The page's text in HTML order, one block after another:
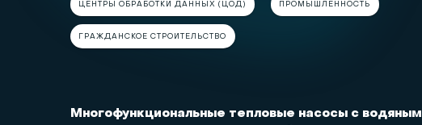
ЦЕНТРЫ ОБРАБОТКИ ДАННЫХ (ЦОД) ПРОМЫШЛЕННОСТЬ
ГРАЖДАНСКОЕ СТРОИТЕЛЬСТВО
Многофункциональные тепловые насосы с водяным